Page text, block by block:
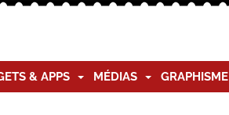
& APPS MÉDIAS GRAPHISME